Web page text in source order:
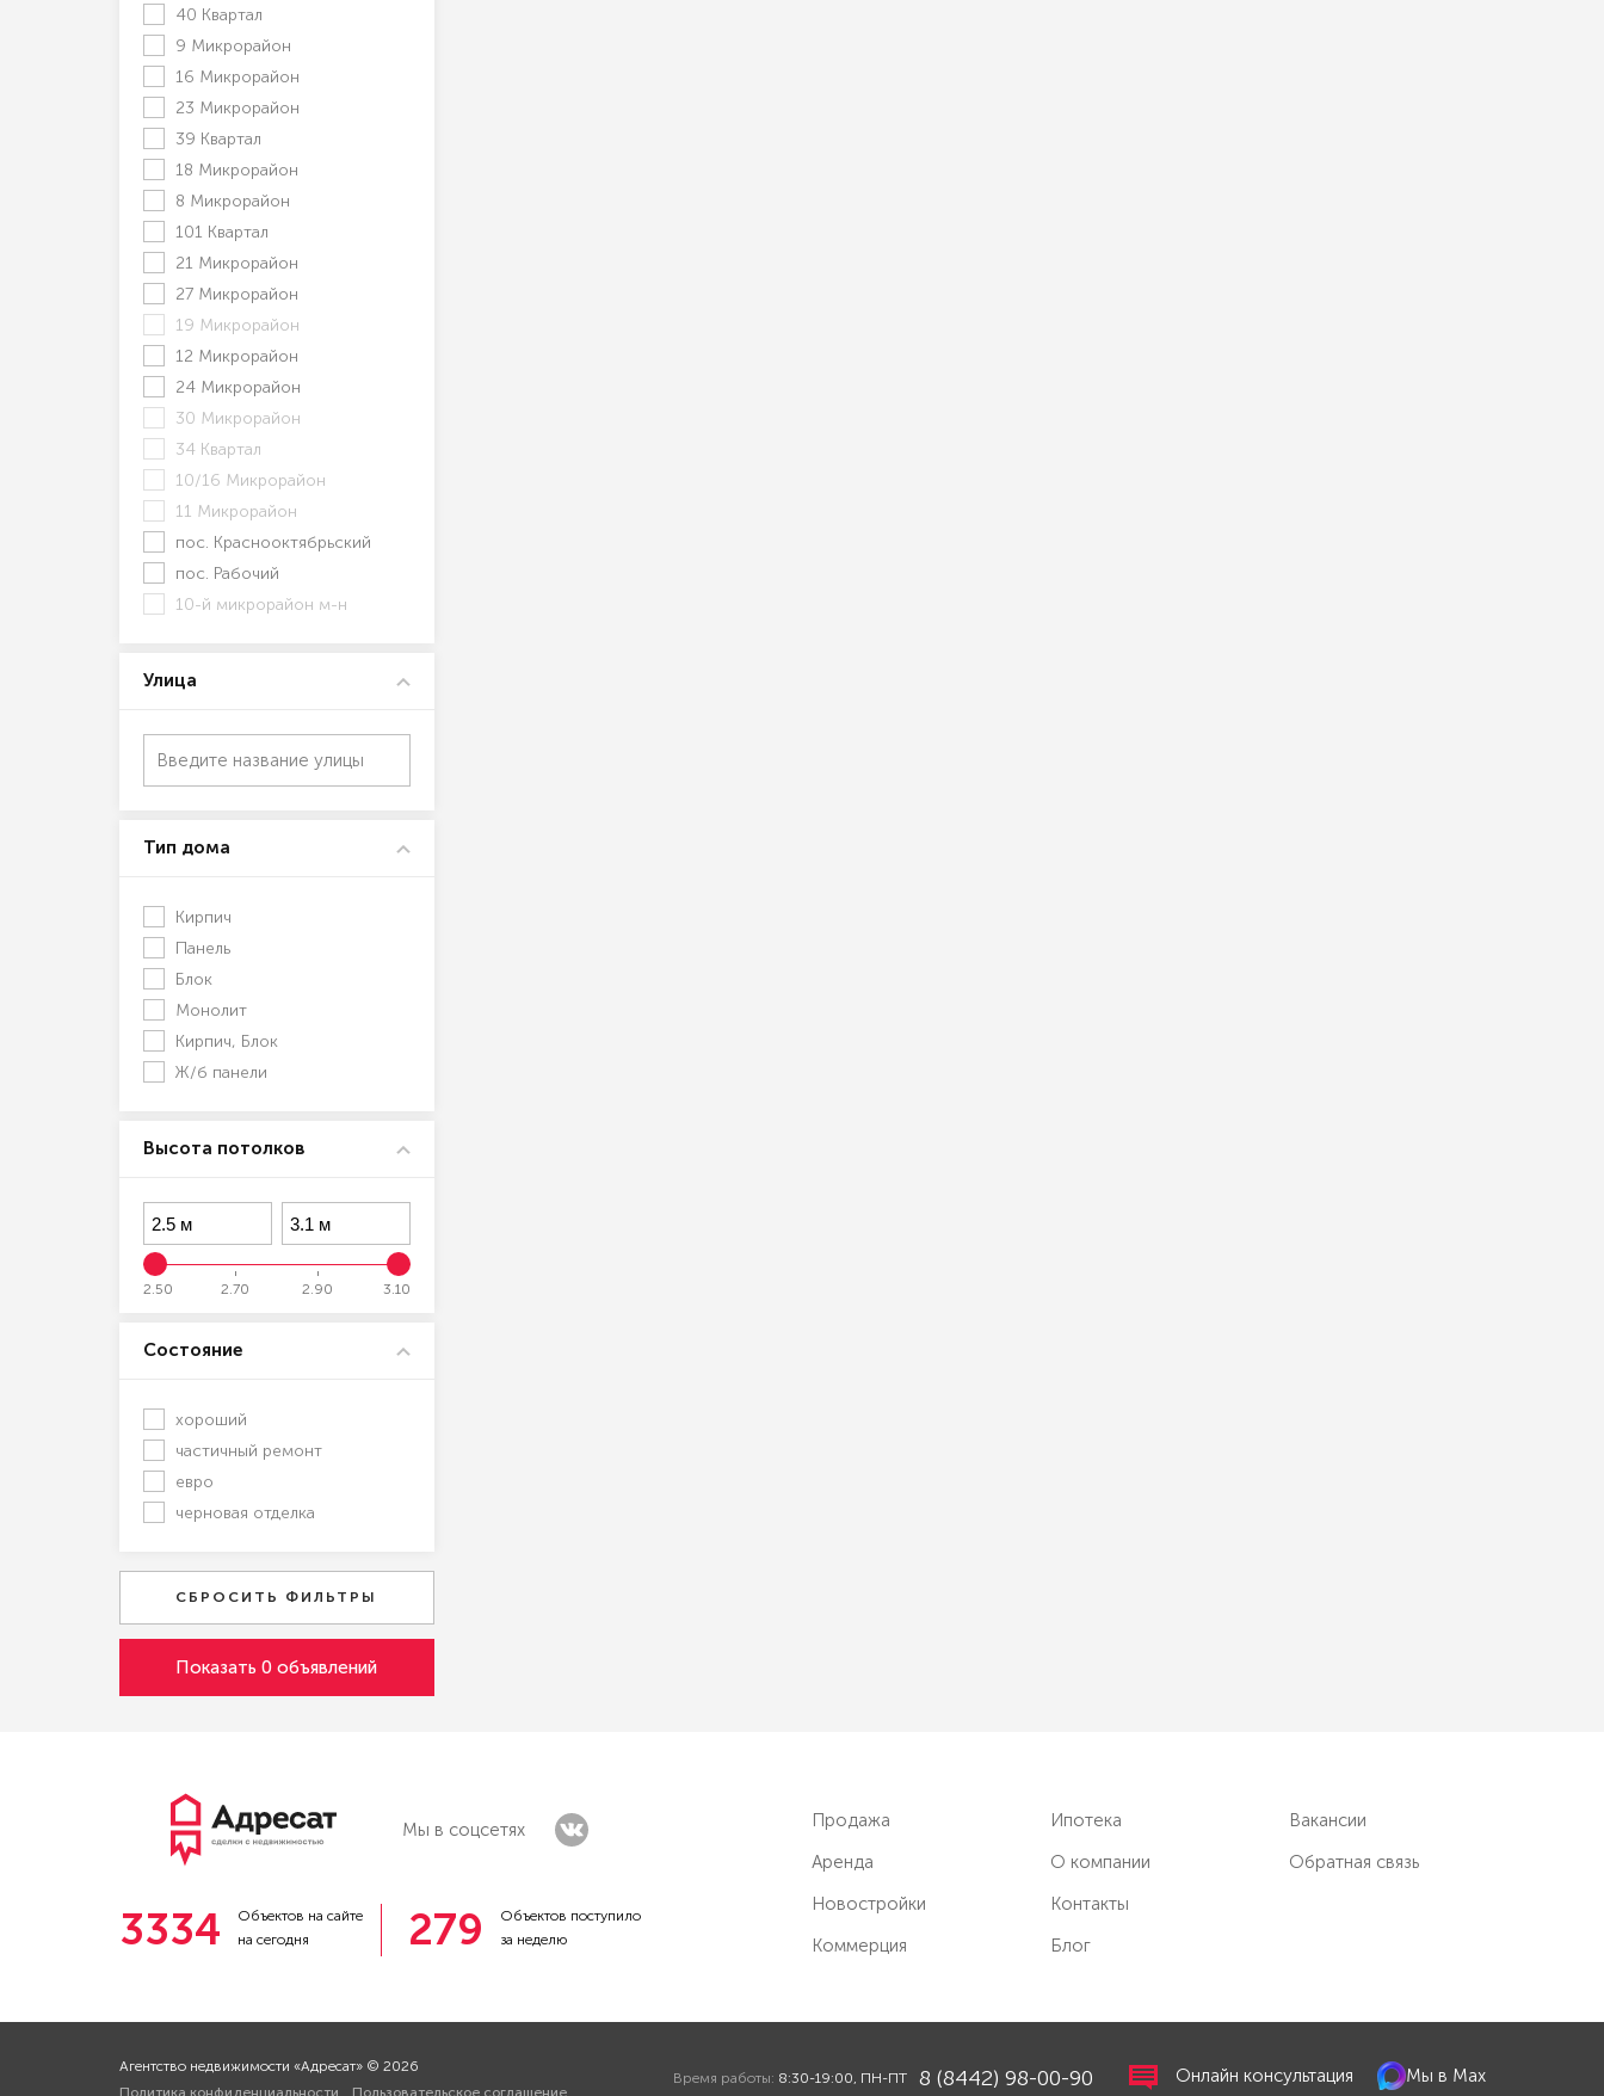
40 Квартал
9 Микрорайон
16 Микрорайон
23 Микрорайон
39 Квартал
18 Микрорайон
8 Микрорайон
101 Квартал
21 Микрорайон
27 Микрорайон
19 Микрорайон
12 Микрорайон
24 Микрорайон
30 Микрорайон
34 Квартал
10/16 Микрорайон
11 Микрорайон
пос. Краснооктябрьский
пос. Рабочий
10-й микрорайон м-н
Улица
Тип дома
Кирпич
Панель
Блок
Монолит
Кирпич, Блок
Ж/б панели
Высота потолков
2.50 2.70 2.90 3.10
Состояние
хороший
частичный ремонт
евро
черновая отделка
СБРОСИТЬ ФИЛЬТРЫ
Показать 0 объявлений
Мы в соцсетях
3334
Объектов на сайте
на сегодня
279
Объектов поступило
за неделю
Продажа
Аренда
Новостройки
Коммерция
Ипотека
О компании
Контакты
Блог
Вакансии
Обратная связь
Агентство недвижимости «Адресат» © 2026
Политика конфиденциальности
Пользовательское соглашение
Время работы: 8:30-19:00, ПН-ПТ 8 (8442) 98-00-90 Онлайн консультация Мы в Max